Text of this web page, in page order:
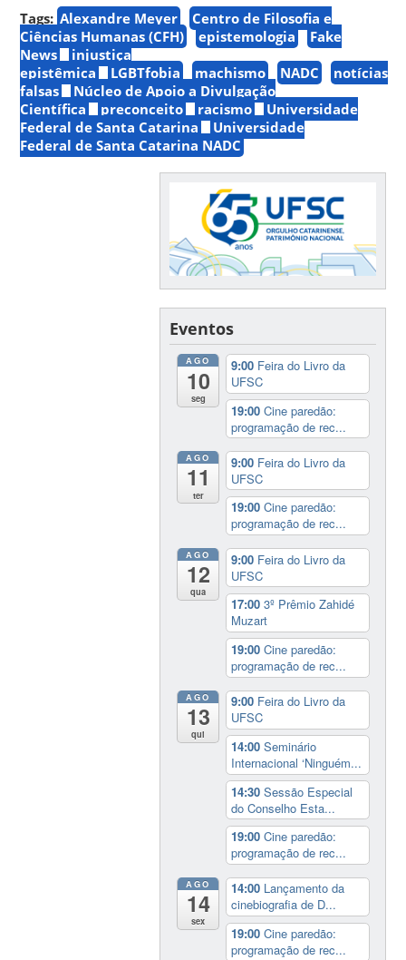
Tags: Alexandre Meyer
Centro de Filosofia e
Ciências Humanas (CFH)
epistemologia
Fake
News
injustiça
epistêmica
LGBTfobia machismo NADC
notícias
falsas
Núcleo de Apoio a Divulgação
Científica
preconceito racismo
Universidade
Federal de Santa Catarina
Universidade
Federal de Santa Catarina NADC
Eventos
AGO
10
seg
9:00 Feira do Livro da
UFSC
19:00Cine paredão:
programação de rec...
AGO
11
ter
9:00 Feira do Livro da
UFSC
19:00Cine paredão:
programação de rec...
AGO
12
qua
9:00 Feira do Livro da
UFSC
17:003º Prêmio Zahidé
Muzart
19:00Cine paredão:
programação de rec...
AGO
13
qui
9:00 Feira do Livro da
UFSC
14:00Seminário
Internacional ‘Ninguém...
14:30Sessão Especial
do Conselho Esta...
19:00Cine paredão:
programação de rec...
AGO
14
sex
14:00 Lançamento da
cinebiografia de D...
19:00Cine paredão:
programação de rec...